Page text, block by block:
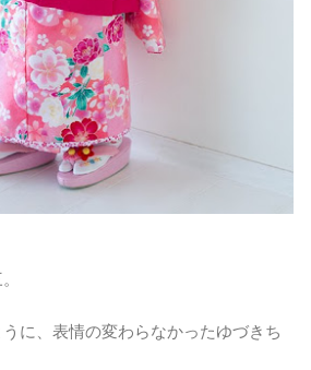
に、表情の変わらなかったゆづきち